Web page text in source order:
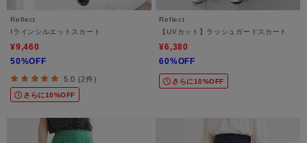
Reflect
Iラインシルエットスカート
¥9,460
50%OFF
5.0 (2件)
さらに10%OFF
Reflect
【UVカット】ラッシュガードスカート
¥6,380
60%OFF
さらに10%OFF